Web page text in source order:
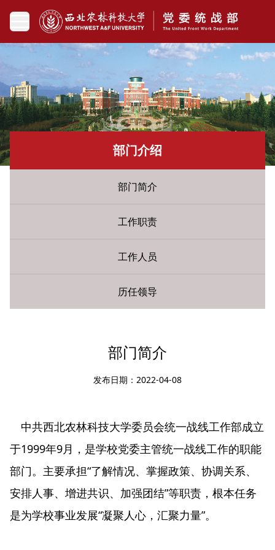
部门介绍
部门简介
工作职责
工作人员
历任领导
部门简介
发布日期：2022-04-08
中共西北农林科技大学委员会统一战线工作部成立
于1999年9月，是学校党委主管统一战线工作的职能
部门。主要承担“了解情况、掌握政策、协调关系、
安排人事、增进共识、加强团结”等职责，根本任务
是为学校事业发展“凝聚人心，汇聚力量”。